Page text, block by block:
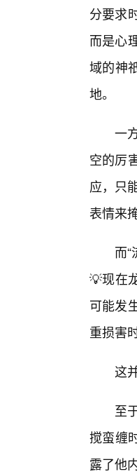
分要求
而是心
域的神
地。
一
空的厉
应，只
表情来
而
💡现在
可能发
重损害
这
至
搅蛮缠
露了他